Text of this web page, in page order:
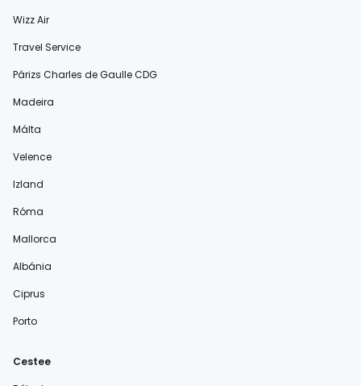
Wizz Air
Travel Service
Párizs Charles de Gaulle CDG
Madeira
Málta
Velence
Izland
Róma
Mallorca
Albánia
Ciprus
Porto
Cestee